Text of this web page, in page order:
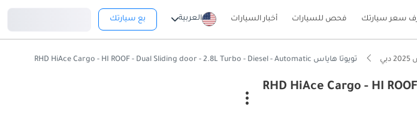
سعر سيارتك فحص للسيارات أخبار السيارات العربية بع سيارتك
تويوتا هاياس RHD HiAce Cargo - HI ROOF - Dual Sliding door - 2.8L Turbo - Diesel - Automatic